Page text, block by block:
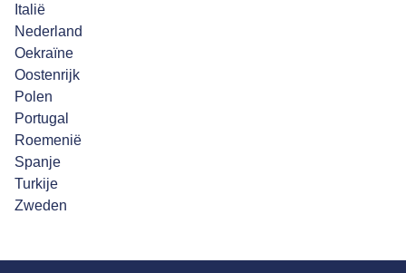
Italië
Nederland
Oekraïne
Oostenrijk
Polen
Portugal
Roemenië
Spanje
Turkije
Zweden